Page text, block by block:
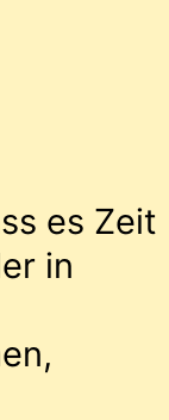
es Zeit
in